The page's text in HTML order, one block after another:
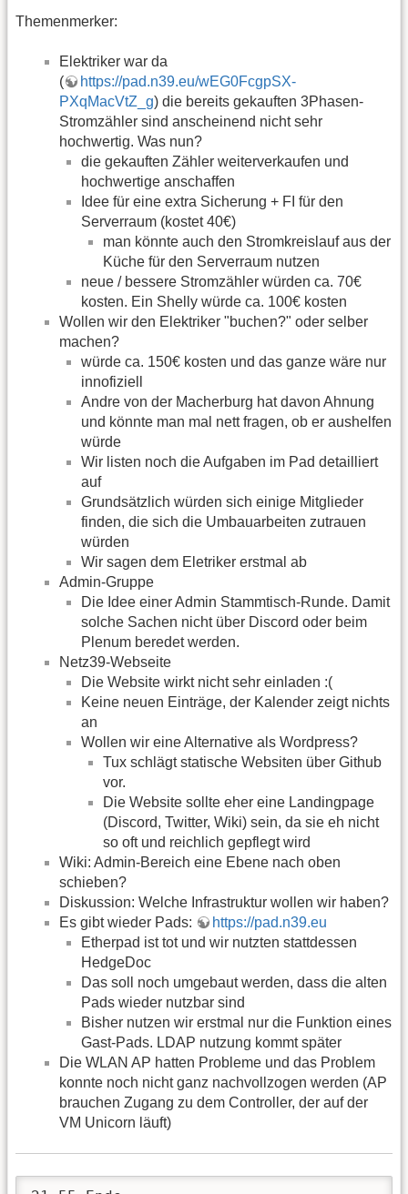
Themenmerker:
Elektriker war da
(
https://pad.n39.eu/wEG0FcgpSX-
PXqMacVtZ_g) die bereits gekauften 3Phasen-
Stromzähler sind anscheinend nicht sehr
hochwertig. Was nun?
die gekauften Zähler weiterverkaufen und
hochwertige anschaffen
Idee für eine extra Sicherung + FI für den
Serverraum (kostet 40€)
man könnte auch den Stromkreislauf aus der
Küche für den Serverraum nutzen
neue / bessere Stromzähler würden ca. 70€
kosten. Ein Shelly würde ca. 100€ kosten
Wollen wir den Elektriker "buchen?" oder selber
machen?
würde ca. 150€ kosten und das ganze wäre nur
innofiziell
Andre von der Macherburg hat davon Ahnung
und könnte man mal nett fragen, ob er aushelfen
würde
Wir listen noch die Aufgaben im Pad detailliert
auf
Grundsätzlich würden sich einige Mitglieder
finden, die sich die Umbauarbeiten zutrauen
würden
Wir sagen dem Eletriker erstmal ab
Admin-Gruppe
Die Idee einer Admin Stammtisch-Runde. Damit
solche Sachen nicht über Discord oder beim
Plenum beredet werden.
Netz39-Webseite
Die Website wirkt nicht sehr einladen :(
Keine neuen Einträge, der Kalender zeigt nichts
an
Wollen wir eine Alternative als Wordpress?
Tux schlägt statische Websiten über Github
vor.
Die Website sollte eher eine Landingpage
(Discord, Twitter, Wiki) sein, da sie eh nicht
so oft und reichlich gepflegt wird
Wiki: Admin-Bereich eine Ebene nach oben
schieben?
Diskussion: Welche Infrastruktur wollen wir haben?
Es gibt wieder Pads:
https://pad.n39.eu
Etherpad ist tot und wir nutzten stattdessen
HedgeDoc
Das soll noch umgebaut werden, dass die alten
Pads wieder nutzbar sind
Bisher nutzen wir erstmal nur die Funktion eines
Gast-Pads. LDAP nutzung kommt später
Die WLAN AP hatten Probleme und das Problem
konnte noch nicht ganz nachvollzogen werden (AP
brauchen Zugang zu dem Controller, der auf der
VM Unicorn läuft)